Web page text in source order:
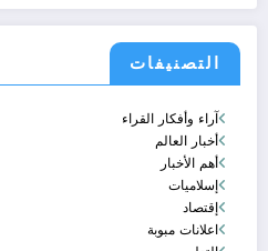
التصنيفات
آراء وأفكار القراء
أخبار العالم
أهم الأخبار
إسلاميات
إقتصاد
اعلانات مبوبة